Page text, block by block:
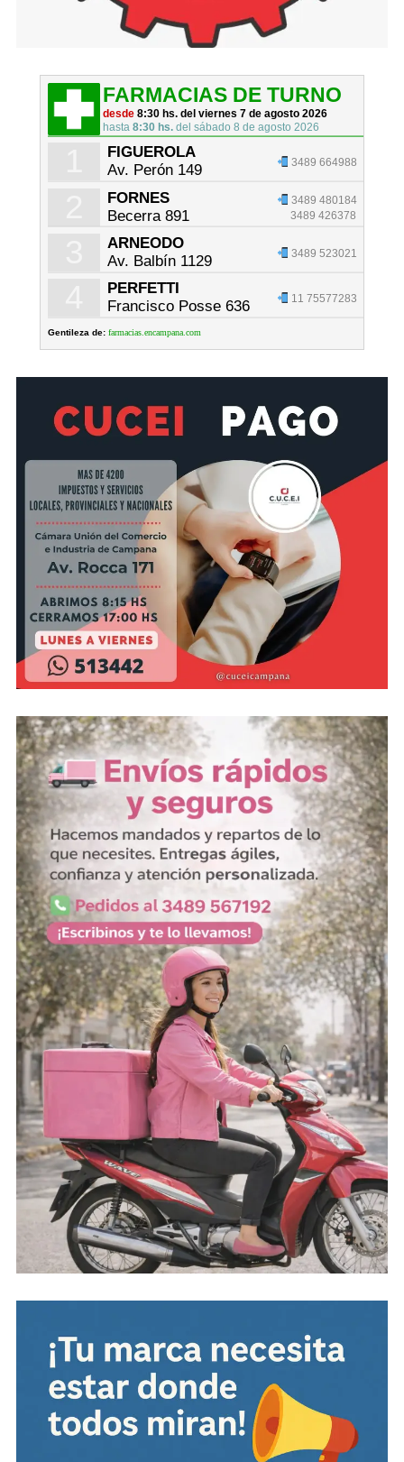
FARMACIAS DE TURNO
desde8:30 hs. del viernes 7 de agosto 2026
hasta8:30 hs. del sábado 8 de agosto 2026
FIGUEROLA
Av. Perón 149
3489 664988
FORNES
Becerra 891
3489 480184
3489 426378
ARNEODO
Av. Balbín 1129
3489 523021
PERFETTI
Francisco Posse 636
11 75577283
Gentileza de: farmacias.encampana.com